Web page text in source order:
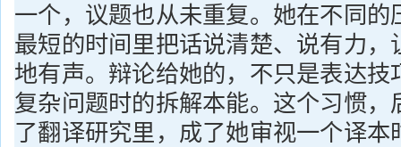
一个，议题也从未重复。她在不同的
最短的时间里把话说清楚、说有力，
地有声。辩论给她的，不只是表达技
复杂问题时的拆解本能。这个习惯，
了翻译研究里，成了她审视一个译本